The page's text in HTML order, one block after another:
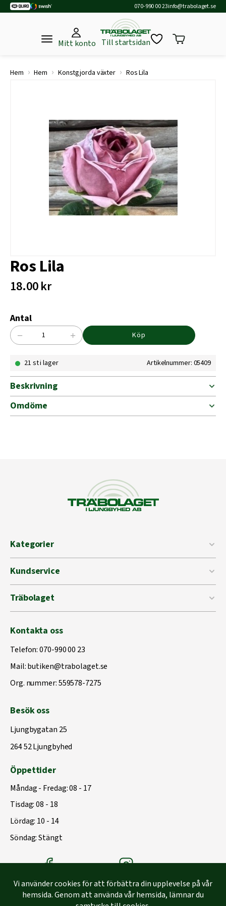
070-990 00 23info@trabolaget.se
Mitt konto Till startsidan
Hem › Hem › Konstgjorda växter › Ros Lila
Ros Lila
18.00kr
Antal
Ros
mängd
− + Köp
21 st i lager Artikelnummer: 05409
Beskrivning
Omdöme
Kategorier
Kundservice
Träbolaget
Kontakta oss
Telefon:070-990 00 23
Mail:butiken@trabolaget.se
Org. nummer: 559578-7275
Besök oss
Ljungbygatan 25
264 52 Ljungbyhed
Öppettider
Måndag - Fredag: 08 - 17
Tisdag: 08 - 18
Lördag: 10 - 14
Söndag: Stängt
Träbolagets FacebookTräbolagets instagram